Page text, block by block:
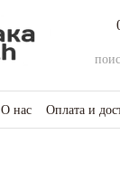
О нас Оплата и
Возврат товара и